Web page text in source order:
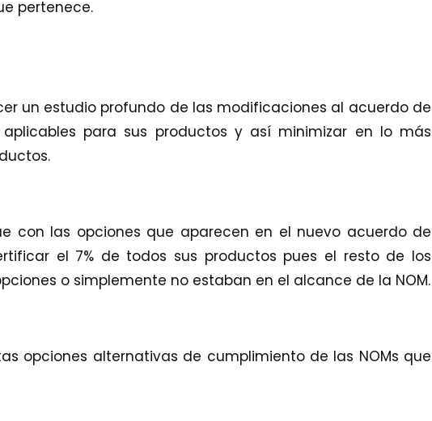
pertenece.
un estudio profundo de las modificaciones al acuerdo de
para sus productos y así minimizar en lo más
con las opciones que aparecen en el nuevo acuerdo de
el 7% de todos sus productos pues el resto de los
o simplemente no estaban en el alcance de la NOM.
opciones alternativas de cumplimiento de las NOMs que